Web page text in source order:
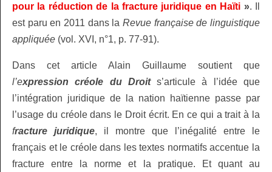
pour la réduction de la fracture juridique en Haïti ». Il
est paru en 2011 dans la Revue française de linguistique
appliquée (vol. XVI, n°1, p. 77‑91).
Dans cet article Alain Guillaume soutient que
l’expression créole du Droits’articule à l’idée que
l’intégration juridique de la nation haïtienne passe par
l’usage du créole dans le Droit écrit. En ce qui a trait à la
fracture juridique, il montre que l’inégalité entre le
français et le créole dans les textes normatifs accentue la
fracture entre la norme et la pratique. Et quant au